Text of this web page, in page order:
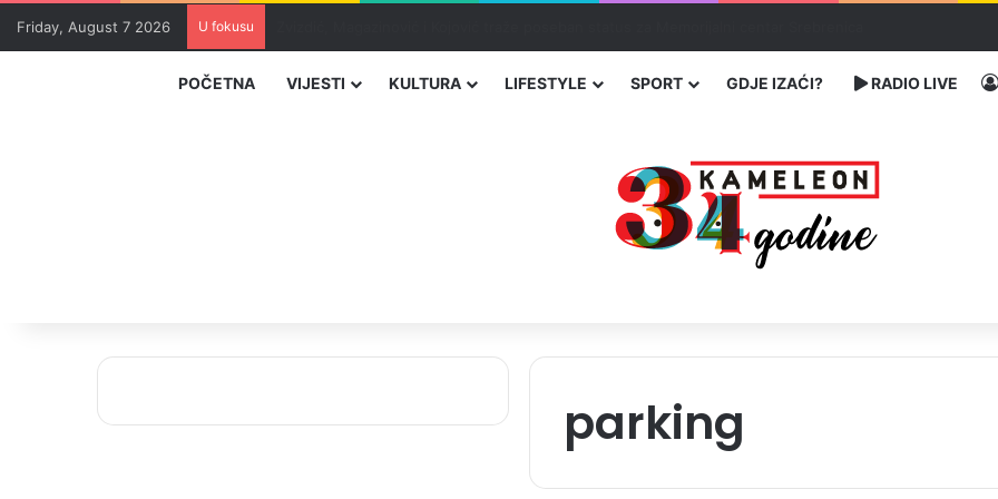
Friday, August 7 2026 U fokusu
POČETNA VIJESTI KULTURA LIFESTYLE SPORT GDJE IZAĆI? RADIO LIVE
parking